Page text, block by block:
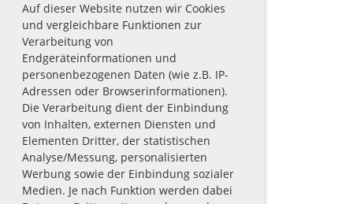
Auf dieser Website nutzen wir Cookies
und vergleichbare Funktionen zur
Verarbeitung von
Endgeräteinformationen und
personenbezogenen Daten (wie z.B. IP-
Adressen oder Browserinformationen).
Die Verarbeitung dient der Einbindung
von Inhalten, externen Diensten und
Elementen Dritter, der statistischen
Analyse/Messung, personalisierten
Werbung sowie der Einbindung sozialer
Medien. Je nach Funktion werden dabei